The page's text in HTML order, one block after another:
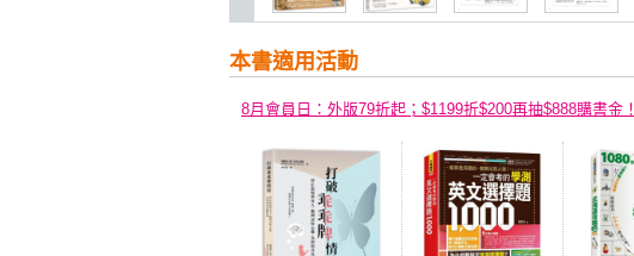
本書適用活動
8月會員日：外版79折起；$1199折$200再抽$888購書金！